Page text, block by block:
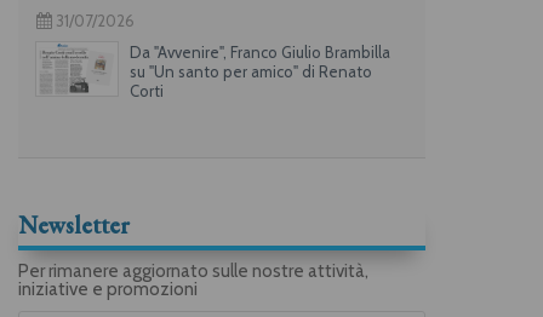
31/07/2026
Da "Avvenire", Franco Giulio Brambilla
su "Un santo per amico" di Renato
Corti
Newsletter
Per rimanere aggiornato sulle nostre attività,
iniziative e promozioni